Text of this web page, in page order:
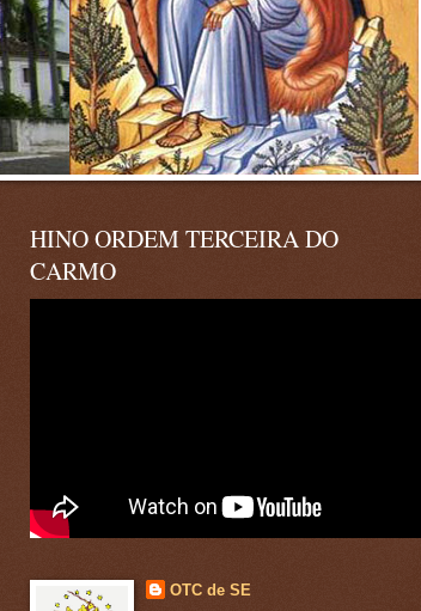
HINO ORDEM TERCEIRA DO
CARMO
OTC de SE